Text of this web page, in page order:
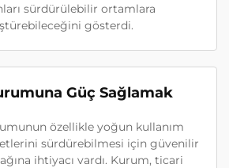
sürdürülebilir ortamlara
gösterdi.
Güç Sağlamak
özellikle yoğun kullanım
sürdürebilmesi için güvenilir
ihtiyacı vardı. Kurum, ticari